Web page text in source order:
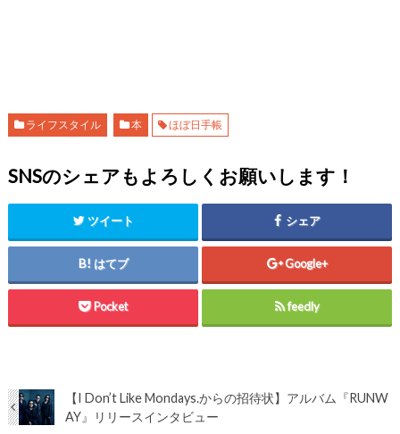
ライフスタイル 本 ほぼ日手帳
SNSのシェアもよろしくお願いします！
ツイート シェア
はてブ Google+
Pocket feedly
【I Don’t Like Mondays.からの招待状】アルバム『RUNW
AY』リリースインタビュー